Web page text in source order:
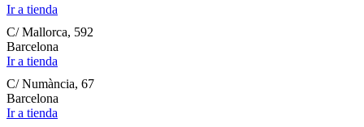
Ir a tienda
C/ Mallorca, 592
Barcelona
Ir a tienda
C/ Numància, 67
Barcelona
Ir a tienda